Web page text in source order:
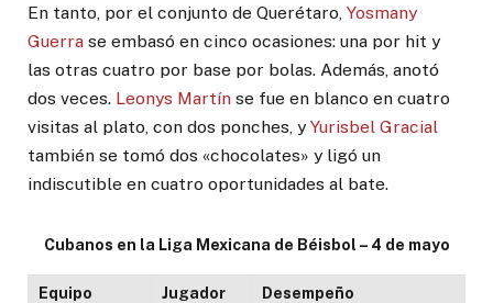
En tanto, por el conjunto de Querétaro, Yosmany
Guerra se embasó en cinco ocasiones: una por hit y
las otras cuatro por base por bolas. Además, anotó
dos veces. Leonys Martín se fue en blanco en cuatro
visitas al plato, con dos ponches, y Yurisbel Gracial
también se tomó dos «chocolates» y ligó un
indiscutible en cuatro oportunidades al bate.
Cubanos en la Liga Mexicana de Béisbol – 4 de mayo
Equipo Jugador Desempeño